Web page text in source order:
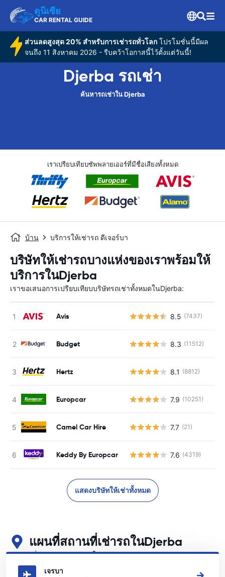
ตูนิเซีย
CAR RENTAL GUIDE
ส่วนลดสูงสุด 20% สำหรับการเช่ารถทั่วโลกโปรโมชั่นนี้มีผล
จนถึง 11 สิงหาคม 2026 - รีบคว้าโอกาสนี้ไว้ตั้งแต่วันนี้!
Djerba รถเช่า
ค้นหารถเช่าใน Djerba
เราเปรียบเทียบซัพพลายเออร์ที่มีชื่อเสียงทั้งหมด
บ้าน บริการให้เช่ารถ ดีเจอร์บา
บริษัทให้เช่ารถบางแห่งของเราพร้อมให้
บริการในDjerba
เราขอเสนอการเปรียบเทียบบริษัทรถเช่าทั้งหมดในDjerba:
Avis 8.5 (7437)
Budget 8.3 (11512)
Hertz 8.1 (8812)
Europcar 7.9 (10251)
Camel Car Hire 7.7 (21)
Keddy By Europcar 7.6 (4319)
แสดงบริษัทให้เช่าทั้งหมด
แผนที่สถานที่เช่ารถในDjerba
ดูสถานที่เช่ารถหลักของเราในDjerba
เจรบา